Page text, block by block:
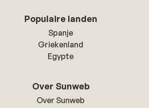
Populaire landen
Spanje
Griekenland
Egypte
Over Sunweb
Over Sunweb